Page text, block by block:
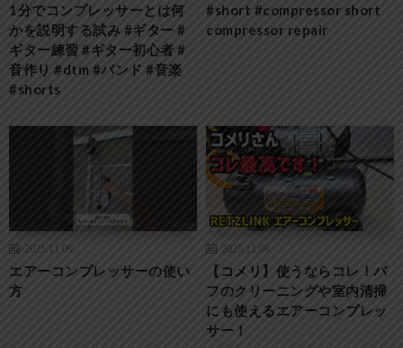
1分でコンプレッサーとは何
かを説明する試み #ギター #
ギター練習 #ギター初心者 #
音作り #dtm #バンド #音楽
#shorts
#short #compressor short
compressor repair
2025.11.09
エアーコンプレッサーの使い
方
2025.11.08
【コメリ】使うならコレ！バ
フのクリーニングや室内清掃
にも使えるエアーコンプレッ
サー！